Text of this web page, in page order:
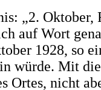
„2. Oktober,
auf Wort
1928, so
würde. Mit
Ortes, nicht